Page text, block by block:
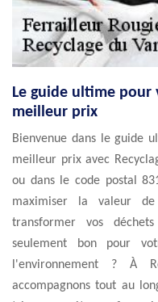
Le guide ultime
meilleur prix
Bienvenue dans le guide
meilleur prix avec
ou dans le code postal
maximiser la valeur
transformer vos
seulement bon pour
l'environnement ? À
accompagnons tout au